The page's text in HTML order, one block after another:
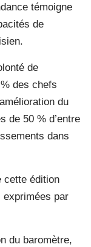
témoigne
de
de
des chefs
du
de 50 % d’entre
dans
cette édition
exprimées par
du baromètre,